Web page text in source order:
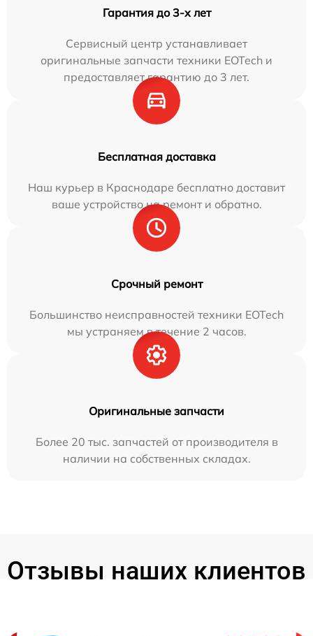
Гарантия до 3-х лет
Сервисный центр устанавливает
оригинальные запчасти техники EOTech и
предоставляет гарантию до 3 лет.
Бесплатная доставка
Наш курьер в Краснодаре бесплатно доставит
ваше устройство на ремонт и обратно.
Срочный ремонт
Большинство неисправностей техники EOTech
мы устраняем в течение 2 часов.
Оригинальные запчасти
Более 20 тыс. запчастей от производителя в
наличии на собственных складах.
Отзывы наших клиентов